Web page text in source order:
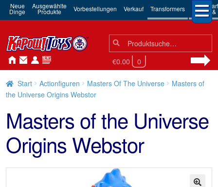
Neue
Dinge
Ausgewählte
Produkte Vorbestellungen Verkauf Transformers 3rd
Robots
Suchen
nach:
Suche
€0.00 0
Start Actionfiguren Masters Of The Universe
Masters of
the Universe Origins Webstor
Masters of the Universe
Origins Webstor